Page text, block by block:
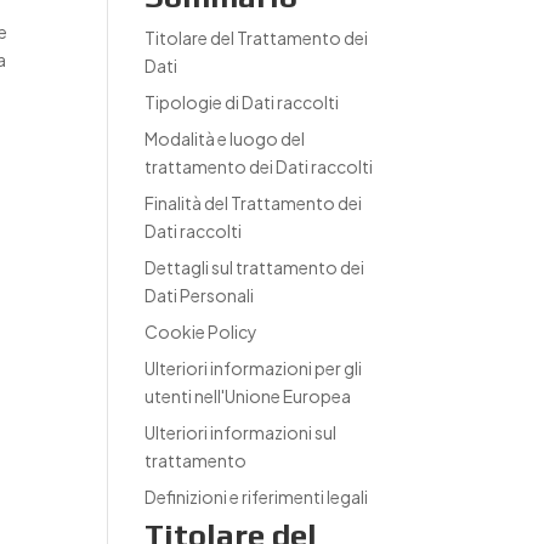
Titolare del Trattamento dei
Dati
Tipologie di Dati raccolti
Modalità e luogo del
trattamento dei Dati raccolti
Finalità del Trattamento dei
Dati raccolti
Dettagli sul trattamento dei
Dati Personali
Cookie Policy
Ulteriori informazioni per gli
utenti nell'Unione Europea
Ulteriori informazioni sul
trattamento
Definizioni e riferimenti legali
Titolare del